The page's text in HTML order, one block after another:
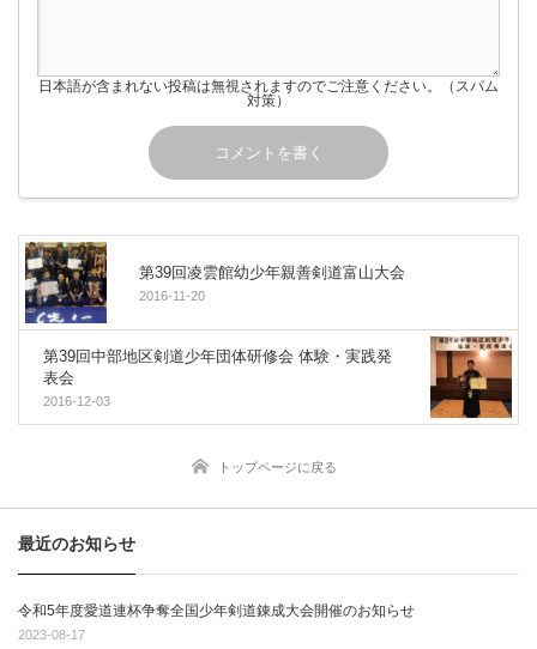
日本語が含まれない投稿は無視されますのでご注意ください。（スパム
対策）
第39回凌雲館幼少年親善剣道富山大会
2016-11-20
第39回中部地区剣道少年団体研修会 体験・実践発
表会
2016-12-03
トップページに戻る
最近のお知らせ
令和5年度愛道連杯争奪全国少年剣道錬成大会開催のお知らせ
2023-08-17